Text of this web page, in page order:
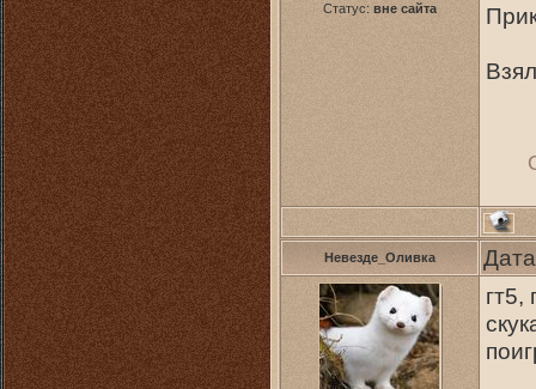
Статус: вне сайта
Невезде_Оливка
гт5,